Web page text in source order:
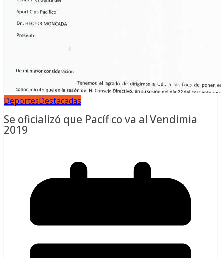
DeportesDestacadas
Se oficializó que Pacífico va al Vendimia
2019